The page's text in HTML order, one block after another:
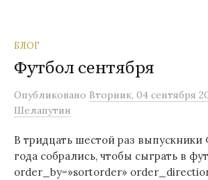
БЛОГ
Футбол сентября
Опубликовано Вторник, 04 сентября
Шелапутин
В тридцать шестой раз
года собрались, чтобы сыграть в
order_by=»sortorder»